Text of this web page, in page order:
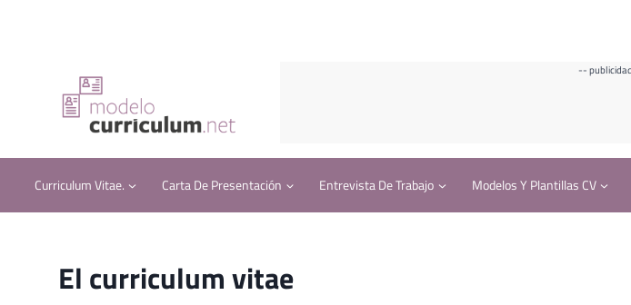
--
Curriculum Vitae. Carta De Presentación Entrevista De Trabajo Modelos Y Plantillas CV
El curriculum vitae